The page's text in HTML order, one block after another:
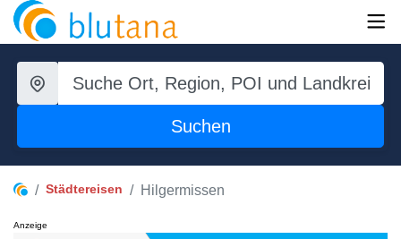
Suchen
Städtereisen Hilgermissen
Anzeige